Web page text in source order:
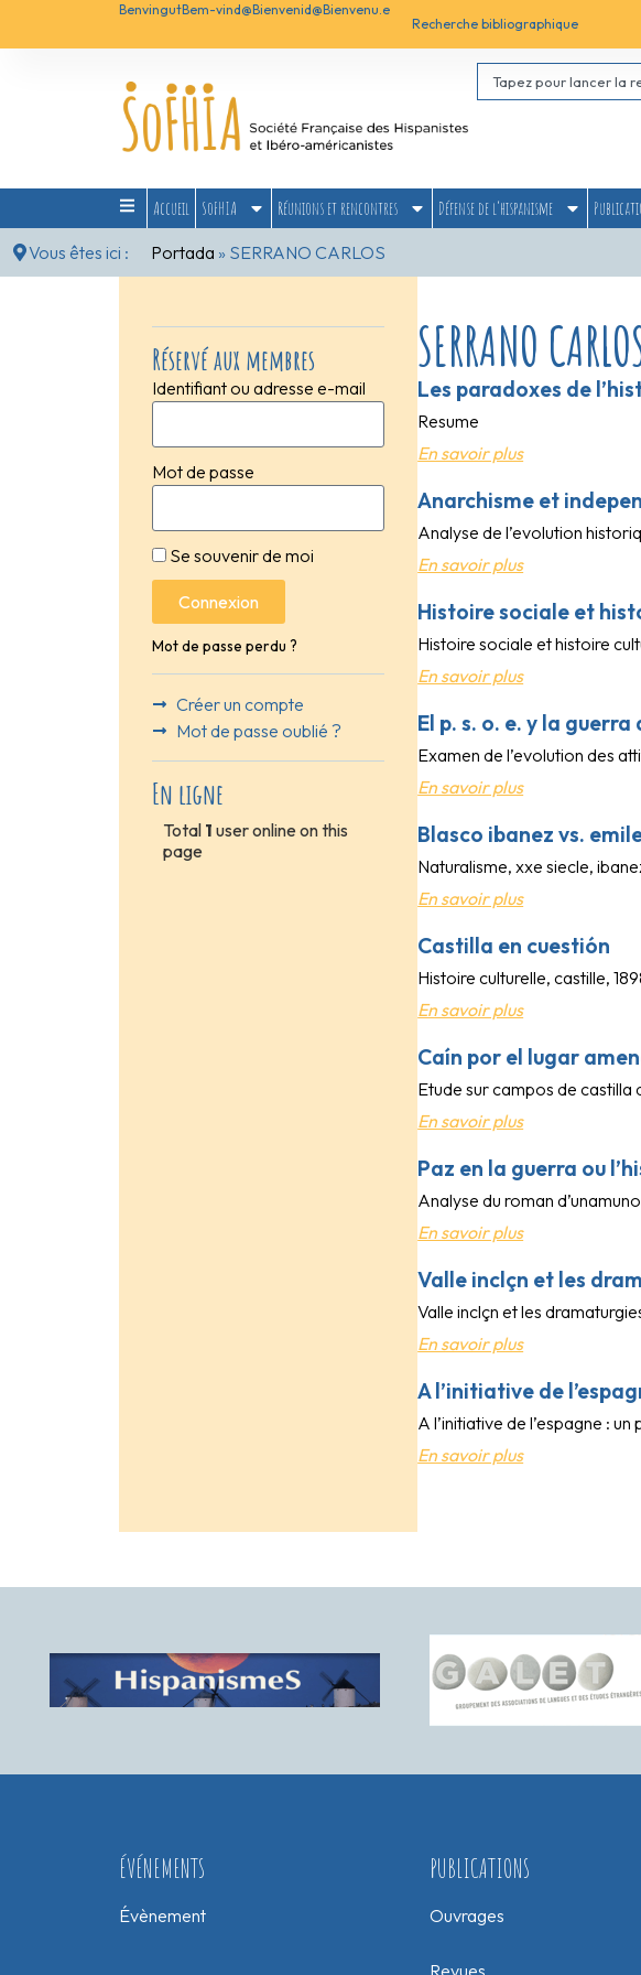
BenvingutBem-vind@Bienvenid@Bienvenu.e
Recherche bibliographique
Accueil SoFHIA Réunions et rencontres Défense de l’hispanisme
Vous êtes ici :
Portada » SERRANO CARLOS
Réservé aux membres
Identifiant ou adresse e-mail
Mot de passe
Se souvenir de moi
Connexion
Mot de passe perdu ?
Créer un compte
Mot de passe oublié ?
En ligne
Total 1 user online on this
page
SERRANO
Les paradoxes de
Resume
En savoir plus
Anarchisme et
Analyse de l’evolution
En savoir plus
Histoire sociale et
Histoire sociale et histoire
En savoir plus
El p. s. o. e. y la guerra
Examen de l’evolution des
En savoir plus
Blasco ibanez vs.
Naturalisme, xxe siecle,
En savoir plus
Castilla en cuestión
Histoire culturelle, castille,
En savoir plus
Caín por el lugar
Etude sur campos de castilla
En savoir plus
Paz en la guerra ou
Analyse du roman
En savoir plus
Valle inclçn et les
Valle inclçn et les
En savoir plus
A l’initiative de
A l’initiative de l’espagne :
En savoir plus
ÉVÉNEMENTS
Évènement
PUBLICATIONS
Ouvrages